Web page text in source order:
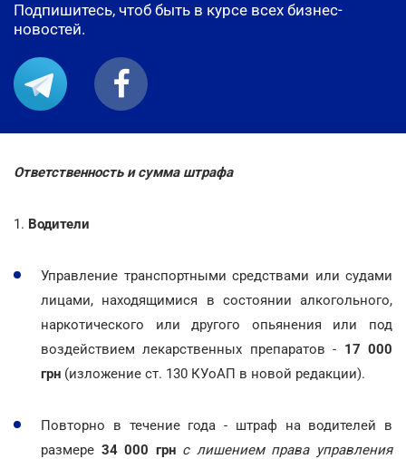
Подпишитесь, чтоб быть в курсе всех бизнес-
новостей.
Ответственность и сумма штрафа
1. Водители
Управление транспортными средствами или судами
лицами, находящимися в состоянии алкогольного,
наркотического или другого опьянения или под
воздействием лекарственных препаратов - 17 000
грн (изложение ст. 130 КУоАП в новой редакции).
Повторно в течение года - штраф на водителей в
размере 34 000 грн с лишением права управления